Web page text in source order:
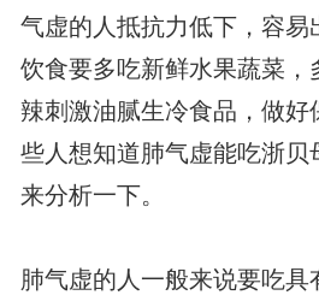
气虚的人抵抗力低下，容易
饮食要多吃新鲜水果蔬菜，
辣刺激油腻生冷食品，做好
些人想知道肺气虚能吃浙贝
来分析一下。
肺气虚的人一般来说要吃具